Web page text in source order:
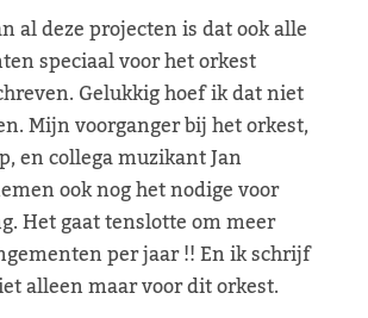
al deze projecten is dat ook alle
speciaal voor het orkest
Gelukkig hoef ik dat niet
Mijn voorganger bij het orkest,
en collega muzikant Jan
ook nog het nodige voor
Het gaat tenslotte om meer
per jaar !! En ik schrijf
alleen maar voor dit orkest.